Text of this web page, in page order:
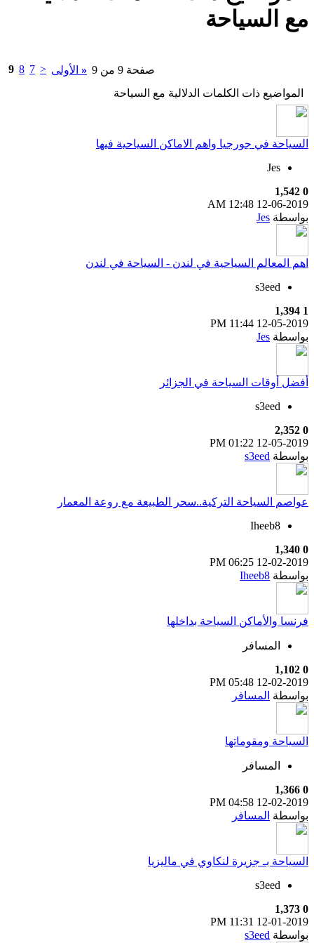
مع السياحة
صفحة 9 من 9 « الأولى <
7
8
9
المواضيع ذات الكلمات الدلالية مع السياحة
السياحة في جورجيا واهم الاماكن السياحية فيها
Jes
0
1,542
12-06-2019
12:48 AM
بواسطة Jes
اهم المعالم السياحية في لندن - السياحة في لندن
s3eed
1
1,394
12-05-2019
11:44 PM
بواسطة Jes
أفضل أوقات السياحة في الجزائر
s3eed
0
2,352
12-05-2019
01:22 PM
بواسطة s3eed
عواصم السياحة التركية..سحر الطبيعة مع روعة المعمار
Iheeb8
0
1,340
12-02-2019
06:25 PM
بواسطة Iheeb8
فرنسا والأماكن السياحة بداخلها
المسافر
0
1,102
12-02-2019
05:48 PM
بواسطة المسافر
السياحة ومقوماتها
المسافر
0
1,366
12-02-2019
04:58 PM
بواسطة المسافر
السياحة بـ جزيرة لنكاوي في ماليزيا
s3eed
0
1,373
12-01-2019
11:31 PM
بواسطة s3eed